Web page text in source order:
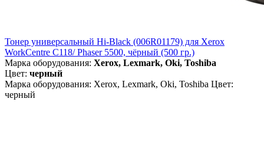
Тонер универсальный Hi-Black (006R01179) для Xerox
WorkCentre C118/ Phaser 5500, чёрный (500 гр.)
Марка оборудования: Xerox, Lexmark, Oki, Toshiba
Цвет: черный
Марка оборудования: Xerox, Lexmark, Oki, Toshiba Цвет:
черный